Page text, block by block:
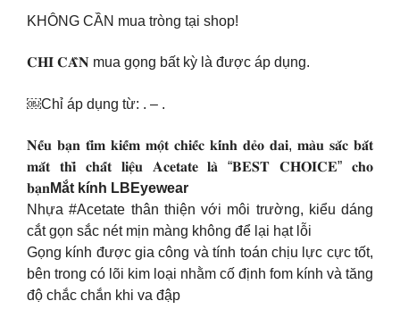
KHÔNG CẦN mua tròng tại shop!
𝐂𝐇𝐈̉ 𝐂𝐀̂̀𝐍 mua gọng bất kỳ là được áp dụng.
￼Chỉ áp dụng từ: . – .
𝐍𝐞̂́𝐮 𝐛𝐚̣𝐧 𝐭𝐢̀𝐦 𝐤𝐢𝐞̂́𝐦 𝐦𝐨̣̂𝐭 𝐜𝐡𝐢𝐞̂́𝐜 𝐤𝐢́𝐧𝐡 𝐝𝐞̉𝐨 𝐝𝐚𝐢, 𝐦𝐚̀𝐮 𝐬𝐚̆́𝐜 𝐛𝐚̆́𝐭
𝐦𝐚̆́𝐭 𝐭𝐡𝐢̀ 𝐜𝐡𝐚̂́𝐭 𝐥𝐢𝐞̣̂𝐮 𝐀𝐜𝐞𝐭𝐚𝐭𝐞 𝐥𝐚̀ “𝐁𝐄𝐒𝐓 𝐂𝐇𝐎𝐈𝐂𝐄” 𝐜𝐡𝐨
𝐛𝐚̣𝐧 Mắt kính LBEyewear
Nhựa #Acetate thân thiện với môi trường, kiểu dáng
cắt gọn sắc nét mịn màng không để lại hạt lỗi
Gọng kính được gia công và tính toán chịu lực cực tốt,
bên trong có lõi kim loại nhằm cố định fom kính và tăng
độ chắc chắn khi va đập